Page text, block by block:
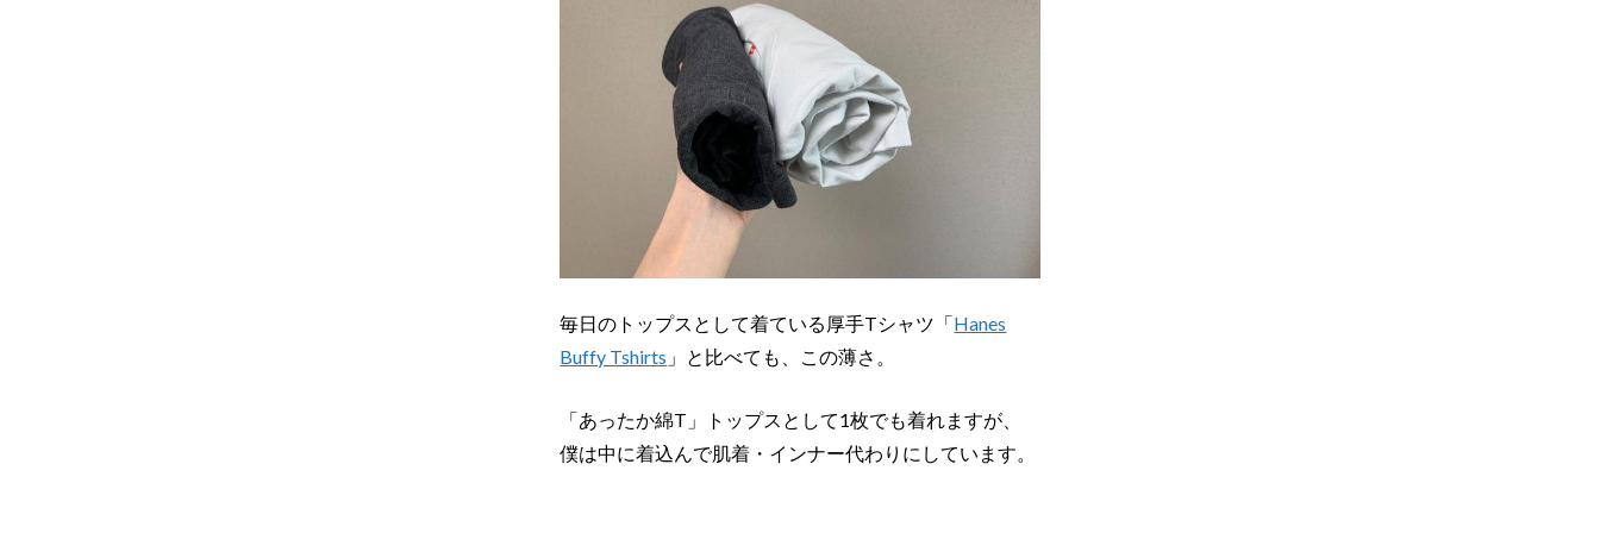
毎日のトップスとして着ている厚手Tシャツ「Hanes
Buffy Tshirts 」と比べても、この薄さ。
「あったか綿T」トップスとして1枚でも着れますが、
僕は中に着込んで肌着・インナー代わりにしています。